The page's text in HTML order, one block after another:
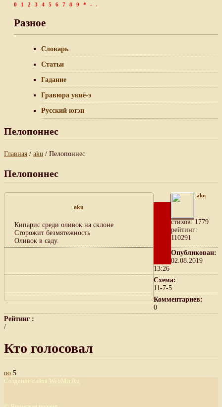
0
1 2 3 4 5 6 7 8 9 * - .
Разное
Словарь
Статьи
Гадание
Гравюра укиё-э
Русский югэн
Пелопоннес
Главная / aku / Пелопоннес
Пелопоннес
aku
Кипарис среди оливок на склоне
Сторожит безмятежность
Оливок в саду.
aku
cтихов: 1779
рейтинг:
110291
Опубликован:
02.08.2019
13:26
Схема:
11-7-5
Комментариев:
0
Рейтинг :
/
Кто голосовал
оо 5
Создание сайта WebMir.Ru